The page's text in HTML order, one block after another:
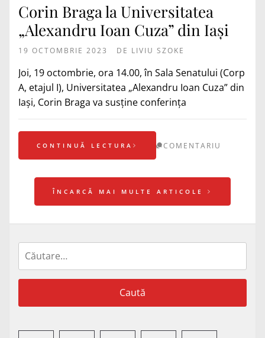
Corin Braga la Universitatea
„Alexandru Ioan Cuza” din Iaşi
19 OCTOMBRIE 2023 DE LIVIU SZOKE
Joi, 19 octombrie, ora 14.00, în Sala Senatului (Corp
A, etajul I), Universitatea „Alexandru Ioan Cuza” din
Iaşi, Corin Braga va susține conferința
CONTINUĂ LECTURA COMENTARIU
ÎNCARCĂ MAI MULTE ARTICOLE
după: